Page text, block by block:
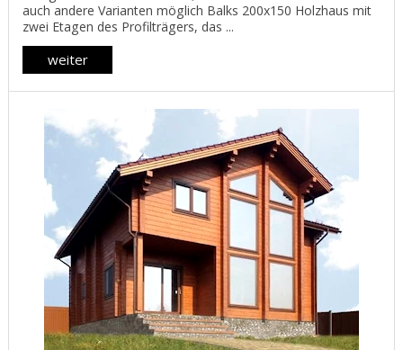
auch andere Varianten möglich Balks 200x150 Holzhaus mit
zwei Etagen des Profilträgers, das ...
weiter